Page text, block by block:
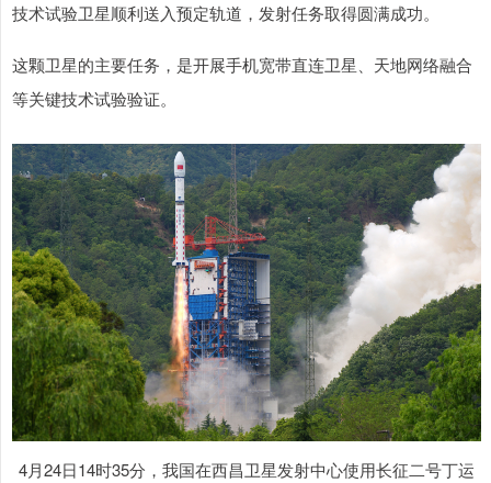
技术试验卫星顺利送入预定轨道，发射任务取得圆满成功。
这颗卫星的主要任务，是开展手机宽带直连卫星、天地网络融合
等关键技术试验验证。
4月24日14时35分，我国在西昌卫星发射中心使用长征二号丁运